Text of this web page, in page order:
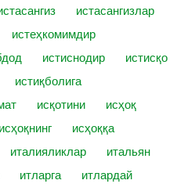
истасангизлар
истеҳкомимдир
истиснодир
истисқо
истиқболига
исқотини
исҳоқ
исҳоқнинг
исҳоққа
италияликлар
итальян
итларга
итлардай